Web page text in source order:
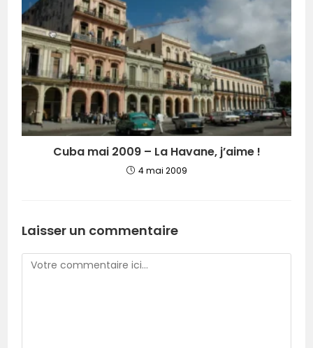
Cuba mai 2009 – La Havane, j’aime !
4 mai 2009
Laisser un commentaire